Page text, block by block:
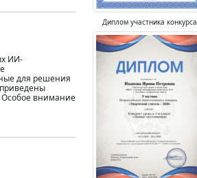
ИИ-
для решения
Особое внимание
Диплом участника конкурса